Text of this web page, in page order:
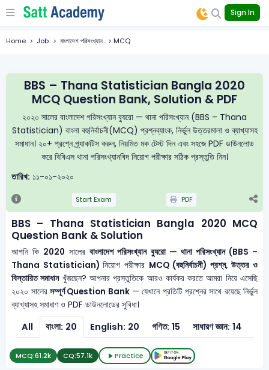
Sign In
Home Job বাংলাদেশ পরিসংখ্যান... > MCQ
BBS – Thana Statistician Bangla 2020
MCQ Question Bank, Solution & PDF
২০২০ সালের বাংলাদেশ পরিসংখ্যান ব্যুরো — থানা পরিসংখ্যান (BBS – Thana
Statistician) বাংলা বহুনির্বাচনী(MCQ) প্রশ্নব্যাংক, নির্ভুল উত্তরমালা ও ব্যাখ্যাসহ
সমাধান। ২০+ প্রশ্নে প্র্যাকটিস করুন, নিয়মিত মক টেস্ট দিন এবং সহজে PDF ডাউনলোড
করে বিবিএস থানা পরিসংখ্যানবিদ নিয়োগ পরীক্ষার সঠিক প্রস্তুতি নিন।
তারিখ: ১১-০১-২০২০
Start Exam PDF
BBS – Thana Statistician Bangla 2020 MCQ
Question Bank & Solution
আপনি কি 2020 সালেরবাংলাদেশ পরিসংখ্যান ব্যুরো — থানা পরিসংখ্যান (BBS –
Thana Statistician)নিয়োগ পরীক্ষার MCQ (বহুনির্বাচনী) প্রশ্ন, উত্তর ও
বিস্তারিত সমাধানখুঁজছেন? আপনার প্রস্তুতিকে আরও কার্যকর করতে আমরা নিয়ে এসেছি
২০২০ সালের সম্পূর্ণ Question Bank— যেখানে প্রতিটি প্রশ্নের সাথে রয়েছে নির্ভুল
ব্যাখ্যাসহ সমাধাণ ও PDF ডাউনলোডের সুবিধা।
All বাংলা: 20 English: 20 গণিত: 15 সাধারণ জ্ঞান: 14
MCQ:61.2k CQ:57.1k Practice